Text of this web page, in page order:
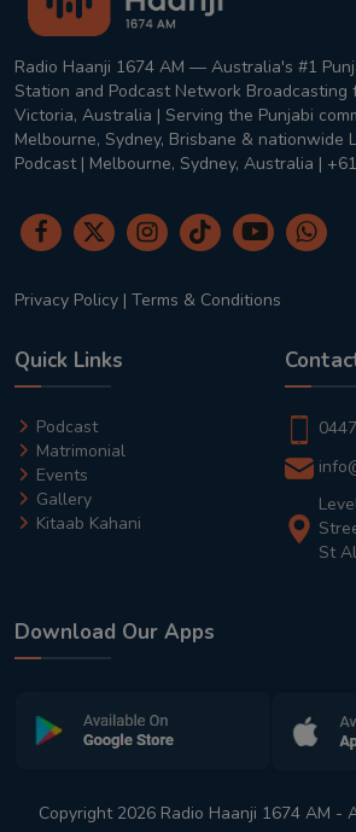
Radio Haanji 1674 AM — Australia's #1
Station and Podcast Network Broadcasting
Victoria, Australia | Serving the Punjabi
Melbourne, Sydney, Brisbane & nationwide
Podcast | Melbourne, Sydney, Australia |
Privacy Policy | Terms & Conditions
Quick Links
Podcast
Matrimonial
Events
Gallery
Kitaab Kahani
St
Download Our Apps
Copyright 2026 Radio Haanji 1674 AM -